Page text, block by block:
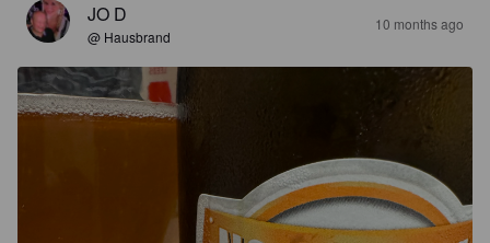
JO D
@ Hausbrand
10 months ago